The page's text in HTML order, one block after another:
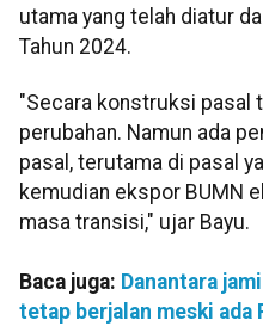
utama yang telah diatur
Tahun 2024.
"Secara konstruksi pasal
perubahan. Namun ada
pasal, terutama di pasal
kemudian ekspor BUMN
masa transisi," ujar Bayu.
Baca juga: Danantara
tetap berjalan meski ada